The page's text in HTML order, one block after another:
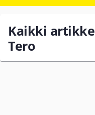
Kaikki
Tero